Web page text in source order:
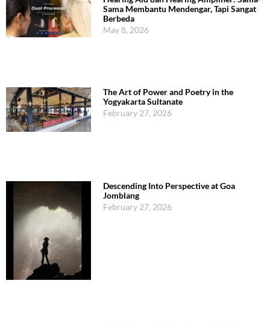
Sama Membantu Mendengar, Tapi Sangat
Berbeda
May 8, 2026
The Art of Power and Poetry in the
Yogyakarta Sultanate
February 27, 2026
Descending Into Perspective at Goa
Jomblang
February 27, 2026